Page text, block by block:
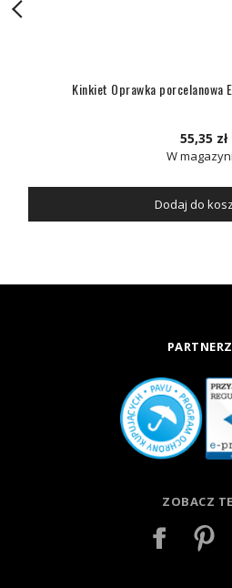
Kinkiet Oprawka porcelanowa
55,35 zł
W
Dodaj do
ZOBACZ